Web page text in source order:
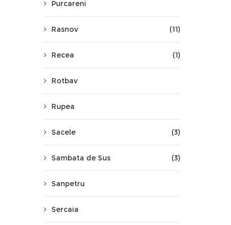
Purcareni
Rasnov (11)
Recea (1)
Rotbav
Rupea
Sacele (3)
Sambata de Sus (3)
Sanpetru
Sercaia